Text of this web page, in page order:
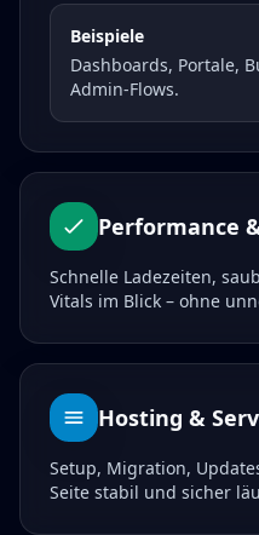
Beispiele
Dashboards, Portale,
Admin-Flows.
Performance
Schnelle Ladezeiten,
Vitals im Blick – ohne
Hosting &
Setup, Migration,
Seite stabil und sicher